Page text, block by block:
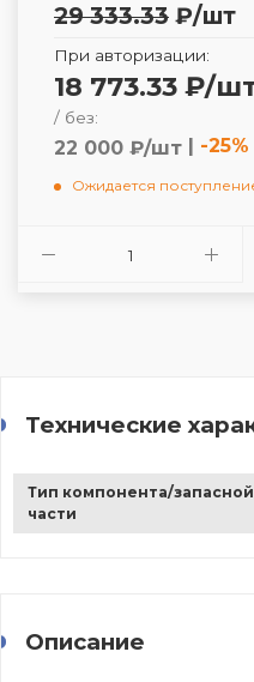
29 333.33 ₽/шт
При авторизации:
18 773.33 ₽/
/ без:
22 000 ₽/шт -25%
Ожидается
Технические
Тип компонента/запасной
части
Описание